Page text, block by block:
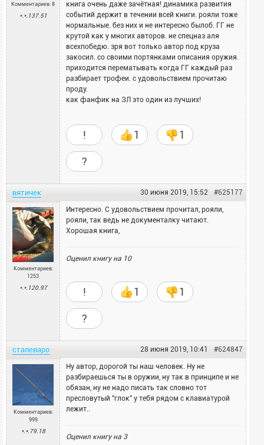
Комментариев: 8
*.*.137.51
книга очень даже зачётная! динамика развития
событий держит в течении всей книги. рояли тоже
нормальные. без них и не интересно былоб. ГГ не
крутой как у многих авторов. не спецназ аля
всехпобедю. зря вот только автор под круза
закосил. со своими портянками описания оружия.
приходится перематывать когда ГГ каждый раз
разбирает трофеи. с удовольствием прочитаю
проду.
как фанфик на ЗЛ это один из лучших!
! 1 1
?
вятичек #625177
30 июня 2019, 15:52
Комментариев:
1253
*.*.120.97
Интересно. С удовольствием прочитал, рояли,
рояли, так ведь не документалку читают.
Хорошая книга,
Оценил книгу на 10
! 1 1
?
сталеваро #624847
28 июня 2019, 10:41
Комментариев:
999
*.*.79.18
Ну автор, дорогой ты наш человек. Ну не
разбираешься ты в оружии, ну так в принципе и не
обязан, ну не надо писать так словно тот
пресловутый "глок" у тебя рядом с клавиатурой
лежит..
Оценил книгу на 3